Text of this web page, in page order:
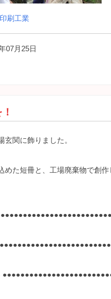
刷工業
07月25日
玄関に飾りました。
めた短冊と、工場廃棄物で創作